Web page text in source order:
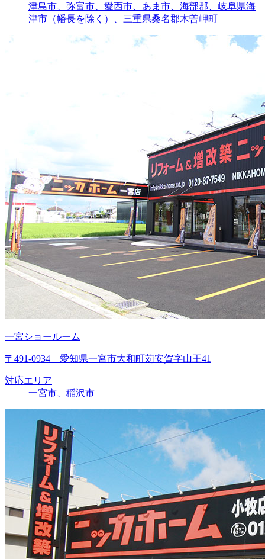
津島市、弥富市、愛西市、あま市、海部郡、岐阜県海
津市（幡長を除く）、三重県桑名郡木曽岬町
一宮ショールーム
〒491-0934 愛知県一宮市大和町苅安賀字山王41
対応エリア
一宮市、稲沢市